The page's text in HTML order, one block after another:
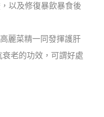
以及修復暴飲暴食後
麗菜精一同發揮護肝
老的功效，可謂好處